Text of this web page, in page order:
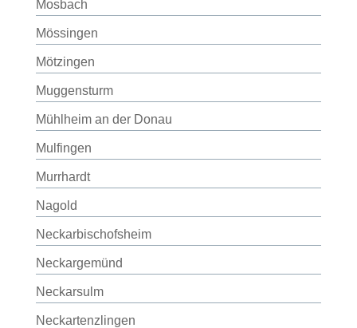
Mosbach
Mössingen
Mötzingen
Muggensturm
Mühlheim an der Donau
Mulfingen
Murrhardt
Nagold
Neckarbischofsheim
Neckargemünd
Neckarsulm
Neckartenzlingen